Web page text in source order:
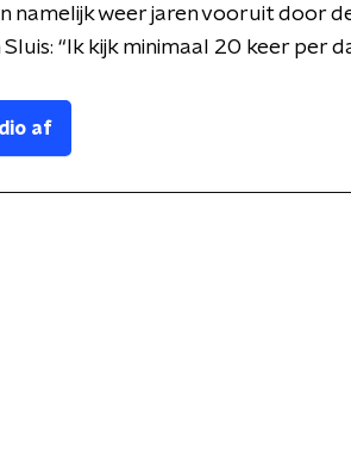
namelijk weer jaren vooruit door
Sluis: “Ik kijk minimaal 20 keer per
af